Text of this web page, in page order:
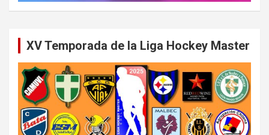
XV Temporada de la Liga Hockey Master